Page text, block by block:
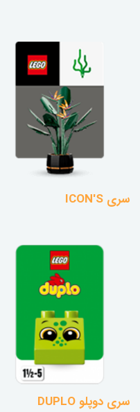
سری ICON'S
سری دوپلو DUPLO